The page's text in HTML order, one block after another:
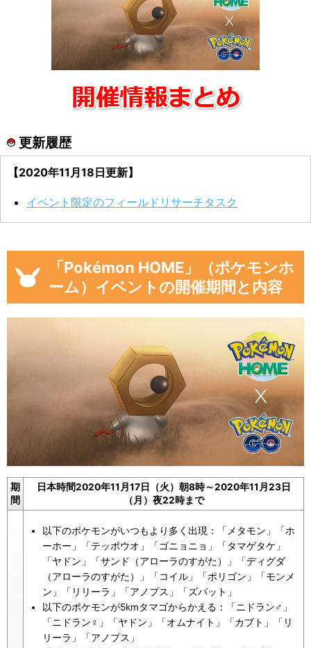
更新履歴
【2020年11月18日更新】
イベント限定のフィールドリサーチタスク
「Pokémon HOME」（ポケモンホ
ーム）イベントの開催期間と内容
期
間
日本時間2020年11月17日（火）朝8時～2020年11月23日
（月）夜22時まで
以下のポケモンがいつもより多く出現：「メタモン」「ホ
ーホー」「テッポウオ」「ゴニョニョ」「タマゲタケ」
「ヤドン」「サンド（アローラのすがた）」「ディグダ
（アローラのすがた）」「コイル」「ポリゴン」「モンメ
ン」「リリーラ」「アノプス」「ズバット」
以下のポケモンが5kmタマゴからかえる：「ニドラン♂」
「ニドラン♀」「ヤドン」「オムナイト」「カブト」「リ
リーラ」「アノプス」